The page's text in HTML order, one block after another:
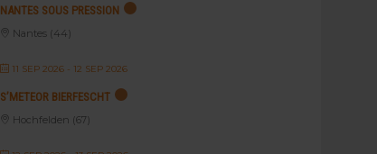
NANTES SOUS PRESSION
Nantes (44)
11 SEP 2026 - 12 SEP 2026
S’METEOR BIERFESCHT
Hochfelden (67)